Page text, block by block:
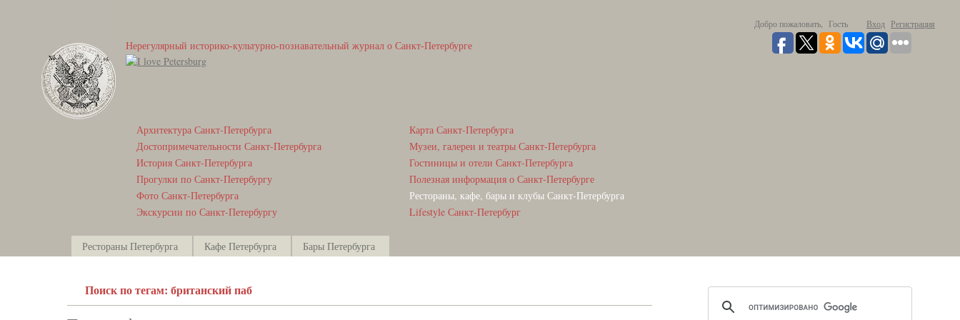
Добро пожаловать, Гость Вход Регистрация
Нерегулярный историко-культурно-познавательный журнал о Санкт-Петербурге
Архитектура Санкт-Петербурга
Достопримечательности Санкт-Петербурга
История Санкт-Петербурга
Прогулки по Санкт-Петербургу
Фото Санкт-Петербурга
Экскурсии по Санкт-Петербургу
Карта Санкт-Петербурга
Музеи, галереи и театры Санкт-Петербурга
Гостиницы и отели Санкт-Петербурга
Полезная информация о Санкт-Петербурге
Рестораны, кафе, бары и клубы Санкт-Петербурга
Lifestyle Санкт-Петербург
Рестораны Петербурга Кафе Петербурга Бары Петербурга
Поиск по тегам: британский паб